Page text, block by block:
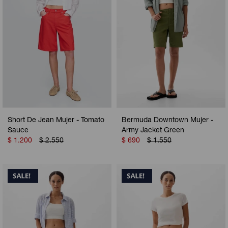
Short De Jean Mujer - Tomato
Sauce
$ 1.200 $ 2.550
Bermuda Downtown Mujer -
Army Jacket Green
$ 690 $ 1.550